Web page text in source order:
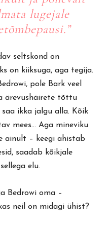
lugejale
seltskond on
on kiiksuga, aga tegija.
pole Bark veel
ärevushäirete tõttu
ikka jalgu alla. Kõik
mees… Aga mineviku
ainult – keegi ahistab
saadab kõikjale
elu.
Bedrowi oma –
neil on midagi ühist?